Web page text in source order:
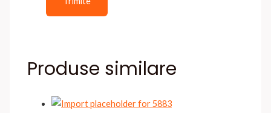
Produse similare